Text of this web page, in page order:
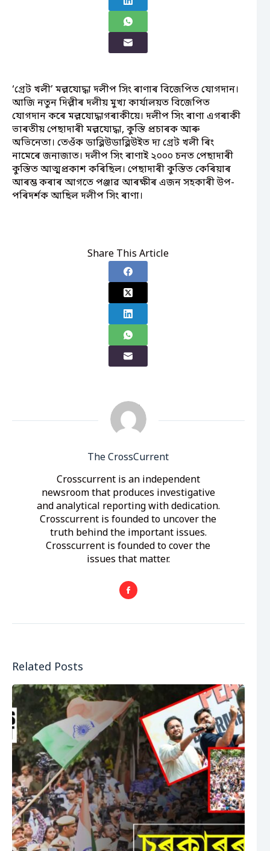
‘গ্ৰেট খলী’ মল্লযোদ্ধা দলীপ সিং ৰাণাৰ বিজেপিত যোগদান।
আজি নতুন দিল্লীৰ দলীয় মুখ্য কাৰ্যালয়ত বিজেপিত
যোগদান কৰে মল্লযোদ্ধাগৰাকীয়ে। দলীপ সিং ৰাণা এগৰাকী
ভাৰতীয় পেছাদাৰী মল্লযোদ্ধা, কুস্তি প্ৰচাৰক আৰু
অভিনেতা। তেওঁক ডাব্লিউডাব্লিউইত দ্য গ্ৰেট খলী ৰিং
নামেৰে জনাজাত। দলীপ সিং ৰাণাই ২০০০ চনত পেছাদাৰী
কুস্তিত আত্মপ্ৰকাশ কৰিছিল। পেছাদাৰী কুস্তিত কেৰিয়াৰ
আৰম্ভ কৰাৰ আগতে পঞ্জাৱ আৰক্ষীৰ এজন সহকাৰী উপ-
পৰিদৰ্শক আছিল দলীপ সিং ৰাণা।
Share This Article
The CrossCurrent
Crosscurrent is an independent
newsroom that produces investigative
and analytical reporting with dedication.
Crosscurrent is founded to uncover the
truth behind the important issues.
Crosscurrent is founded to cover the
issues that matter.
Related Posts